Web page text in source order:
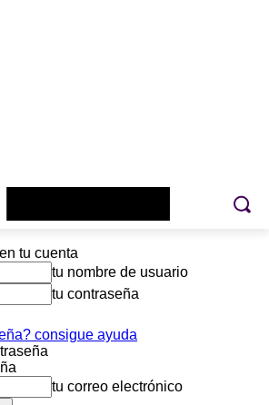
tu cuenta
tu nombre de usuario
tu contraseña
consigue ayuda
tu correo electrónico